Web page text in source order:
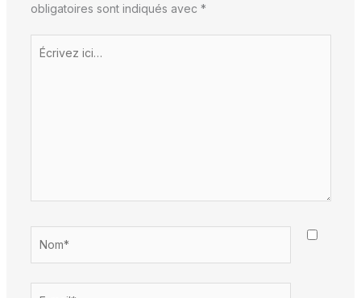
obligatoires sont indiqués avec *
Écrivez
ici…